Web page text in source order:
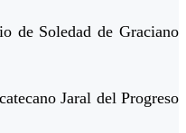
de Soledad de Graciano
Jaral del Progreso